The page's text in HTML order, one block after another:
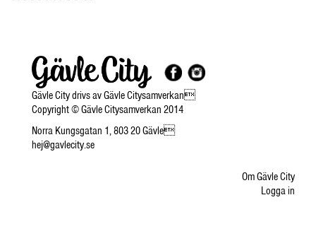
Gävle City drivs av Gävle Citysamverkan
Copyright © Gävle Citysamverkan 2014
Norra Kungsgatan 1, 803 20 Gävle
hej@gavlecity.se
Om Gävle City
Logga in